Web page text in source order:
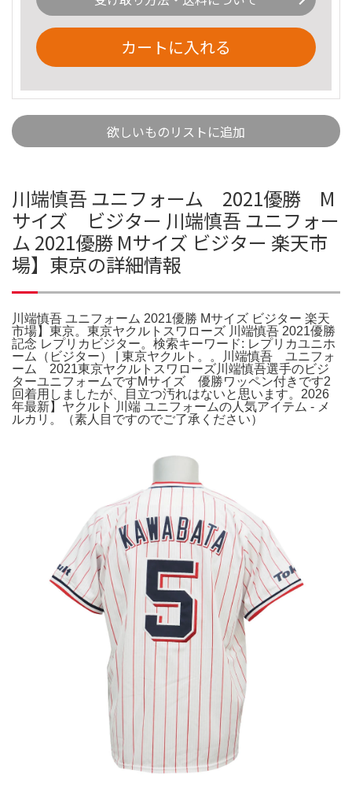
カートに入れる
欲しいものリストに追加
川端慎吾 ユニフォーム 2021優勝 M
サイズ ビジター 川端慎吾 ユニフォー
ム 2021優勝 Mサイズ ビジター 楽天市
場】東京の詳細情報
川端慎吾 ユニフォーム 2021優勝 Mサイズ ビジター 楽天
市場】東京。東京ヤクルトスワローズ 川端慎吾 2021優勝
記念 レプリカビジター。検索キーワード: レプリカユニホ
ーム（ビジター） | 東京ヤクルト。。川端慎吾 ユニフォ
ーム 2021東京ヤクルトスワローズ川端慎吾選手のビジ
ターユニフォームですMサイズ 優勝ワッペン付きです2
回着用しましたが、目立つ汚れはないと思います。2026
年最新】ヤクルト 川端 ユニフォームの人気アイテム - メ
ルカリ。（素人目ですのでご了承ください）